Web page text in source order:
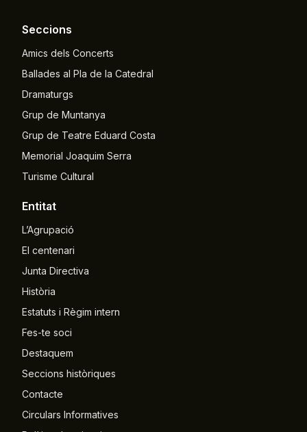
Seccions
Amics dels Concerts
Ballades al Pla de la Catedral
Dramaturgs
Grup de Muntanya
Grup de Teatre Eduard Costa
Memorial Joaquim Serra
Turisme Cultural
Entitat
L’Agrupació
El centenari
Junta Directiva
Història
Estatuts i Règim intern
Fes-te soci
Destaquem
Seccions històriques
Contacte
Circulars Informatives